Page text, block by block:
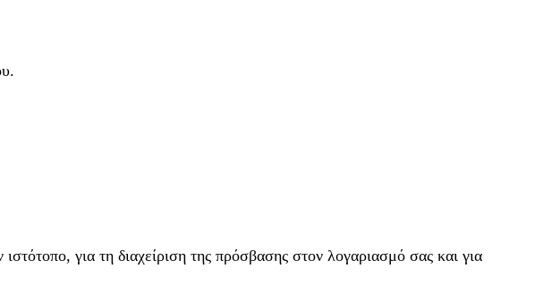
για τη διαχείριση της πρόσβασης στον λογαριασμό σας και για